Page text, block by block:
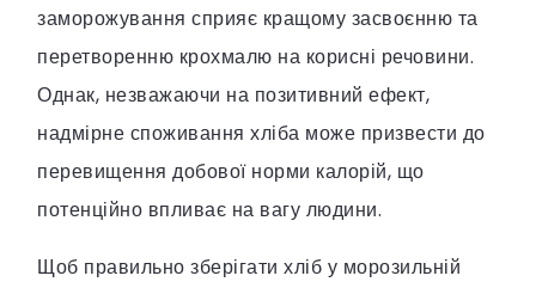
заморожування сприяє кращому засвоєнню та
перетворенню крохмалю на корисні речовини.
Однак, незважаючи на позитивний ефект,
надмірне споживання хліба може призвести до
перевищення добової норми калорій, що
потенційно впливає на вагу людини.
Щоб правильно зберігати хліб у морозильній